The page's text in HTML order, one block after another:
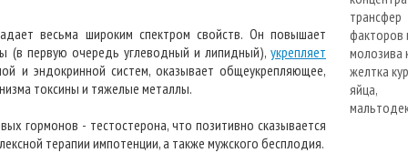
весьма широким спектром свойств. Он повышает
(в первую очередь углеводный и липидный), укрепляет
и эндокринной систем, оказывает общеукрепляющее,
токсины и тяжелые металлы.
гормонов - тестостерона, что позитивно сказывается
терапии импотенции, а также мужского бесплодия.